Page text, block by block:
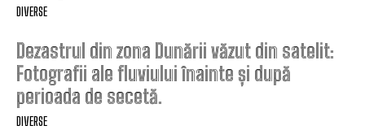
DIVERSE
Dezastrul din zona Dunării văzut din satelit:
Fotografii ale fluviului înainte și după
perioada de secetă.
DIVERSE